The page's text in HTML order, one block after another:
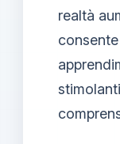
realtà